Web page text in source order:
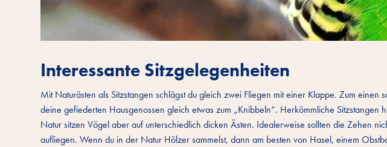
Interessante Sitzgelegenheiten
Mit Naturästen als Sitzstangen schlägst du gleich zwei Fliegen mit einer Klappe. Zum
deine gefiederten Hausgenossen gleich etwas zum „Knibbeln“. Herkömmliche Sitzstangen
Natur sitzen Vögel aber auf unterschiedlich dicken Ästen. Idealerweise sollten die Zehen
aufliegen. Wenn du in der Natur Hölzer sammelst, dann am besten von Hasel, einem